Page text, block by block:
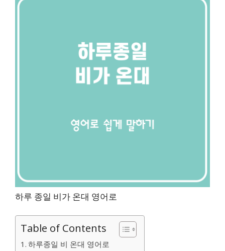
하루 종일 비가 온대 영어로
Table of Contents
하루종일 비 온대 영어로